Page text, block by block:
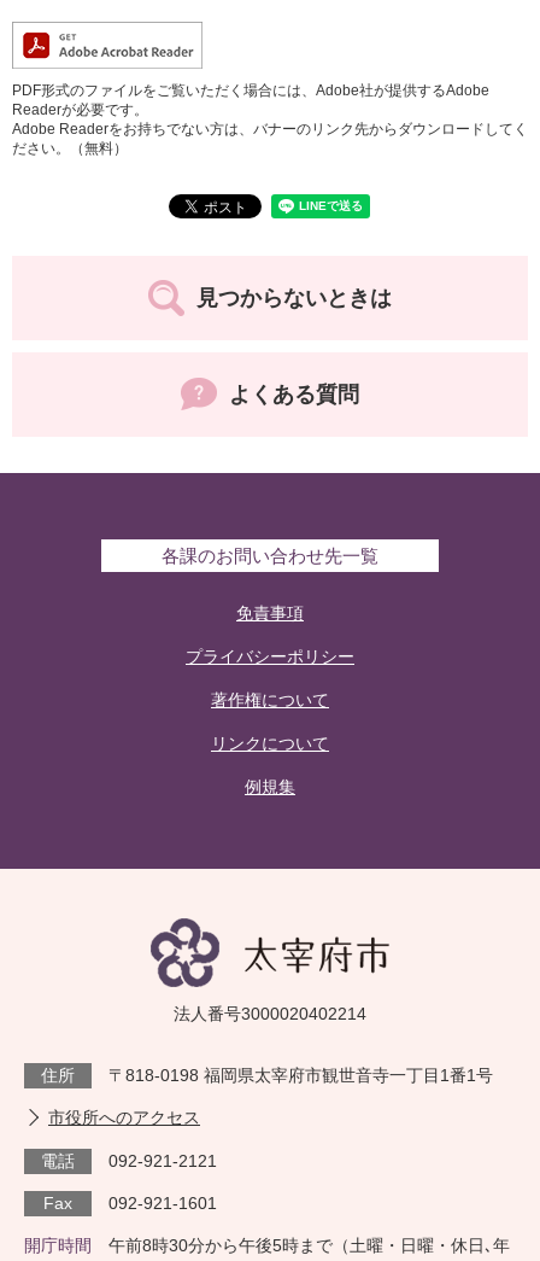
PDF形式のファイルをご覧いただく場合には、Adobe社が提供するAdobe
Readerが必要です。
Adobe Readerをお持ちでない方は、バナーのリンク先からダウンロードしてく
ださい。（無料）
見つからないときは
よくある質問
各課のお問い合わせ先一覧
免責事項
プライバシーポリシー
著作権について
リンクについて
例規集
法人番号3000020402214
住所 〒818-0198 福岡県太宰府市観世音寺一丁目1番1号
市役所へのアクセス
電話 092-921-2121
Fax 092-921-1601
開庁時間
午前8時30分から午後5時まで（土曜・日曜・休日､年